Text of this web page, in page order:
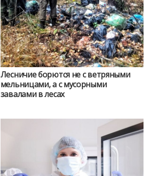
Лесничие борются не с ветряными
мельницами, а с мусорными
завалами в лесах